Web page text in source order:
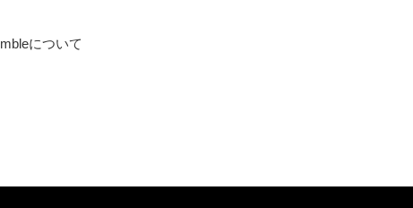
について